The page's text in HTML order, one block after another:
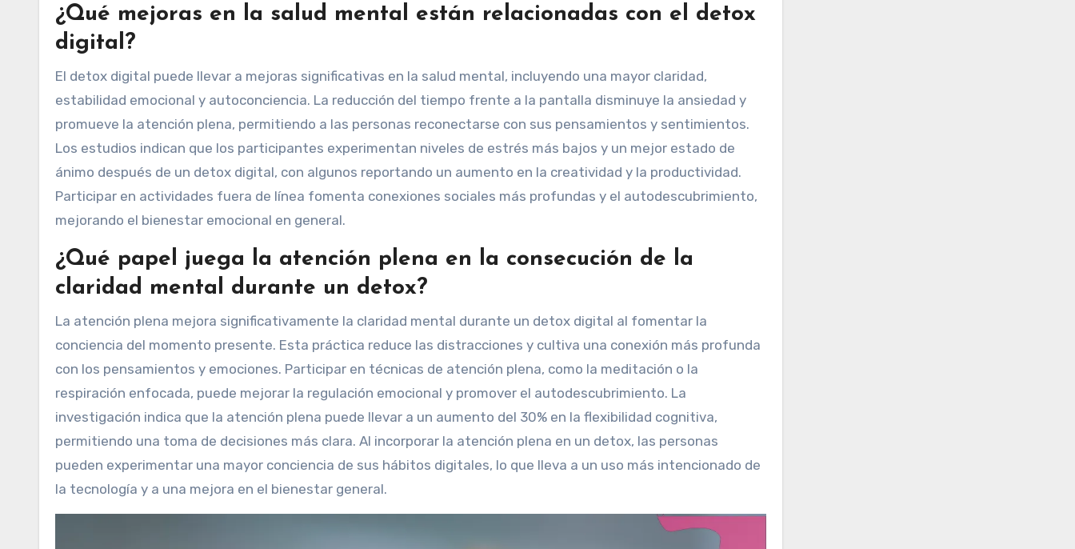
¿Qué mejoras en la salud mental están relacionadas con el detox
digital?
El detox digital puede llevar a mejoras significativas en la salud mental, incluyendo una mayor claridad,
estabilidad emocional y autoconciencia. La reducción del tiempo frente a la pantalla disminuye la ansiedad y
promueve la atención plena, permitiendo a las personas reconectarse con sus pensamientos y sentimientos.
Los estudios indican que los participantes experimentan niveles de estrés más bajos y un mejor estado de
ánimo después de un detox digital, con algunos reportando un aumento en la creatividad y la productividad.
Participar en actividades fuera de línea fomenta conexiones sociales más profundas y el autodescubrimiento,
mejorando el bienestar emocional en general.
¿Qué papel juega la atención plena en la consecución de la
claridad mental durante un detox?
La atención plena mejora significativamente la claridad mental durante un detox digital al fomentar la
conciencia del momento presente. Esta práctica reduce las distracciones y cultiva una conexión más profunda
con los pensamientos y emociones. Participar en técnicas de atención plena, como la meditación o la
respiración enfocada, puede mejorar la regulación emocional y promover el autodescubrimiento. La
investigación indica que la atención plena puede llevar a un aumento del 30% en la flexibilidad cognitiva,
permitiendo una toma de decisiones más clara. Al incorporar la atención plena en un detox, las personas
pueden experimentar una mayor conciencia de sus hábitos digitales, lo que lleva a un uso más intencionado de
la tecnología y a una mejora en el bienestar general.